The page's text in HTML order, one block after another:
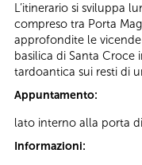
L’itinerario si sviluppa
compreso tra Porta
approfondite le
basilica di Santa Croce
tardoantica sui resti di
Appuntamento:
lato interno alla porta
Informazioni: